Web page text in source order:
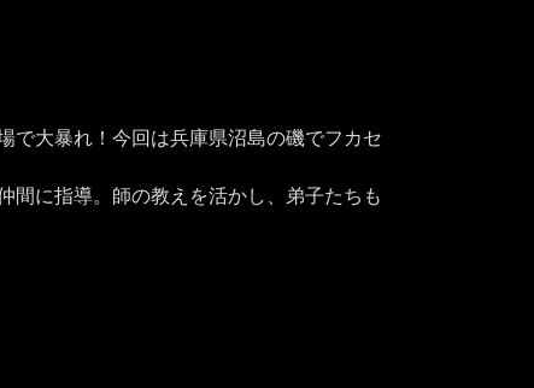
で大暴れ！今回は兵庫県沼島の磯でフカセ
間に指導。師の教えを活かし、弟子たちも